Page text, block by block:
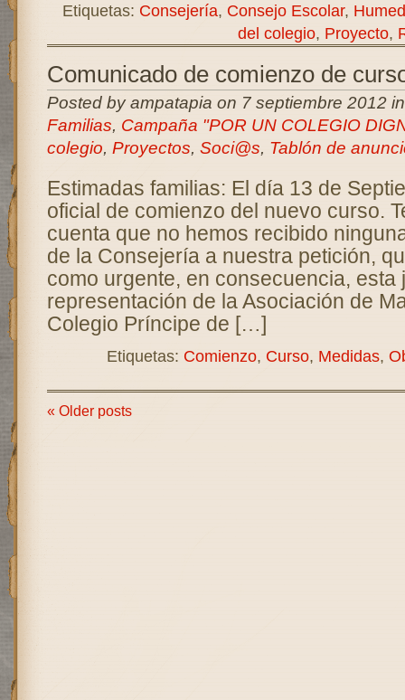
Etiquetas: Consejería, Consejo Escolar,
del colegio, Proyecto,
Comunicado de comienzo de
Posted by ampatapia on 7 septiembre 2012
Familias, Campaña "POR UN COLEGIO
colegio, Proyectos, Soci@s, Tablón de
Estimadas familias: El día 13 de
oficial de comienzo del nuevo curso.
cuenta que no hemos recibido
de la Consejería a nuestra petición,
como urgente, en consecuencia, esta
representación de la Asociación de
Colegio Príncipe de […]
Etiquetas: Comienzo, Curso, Medidas,
« Older posts